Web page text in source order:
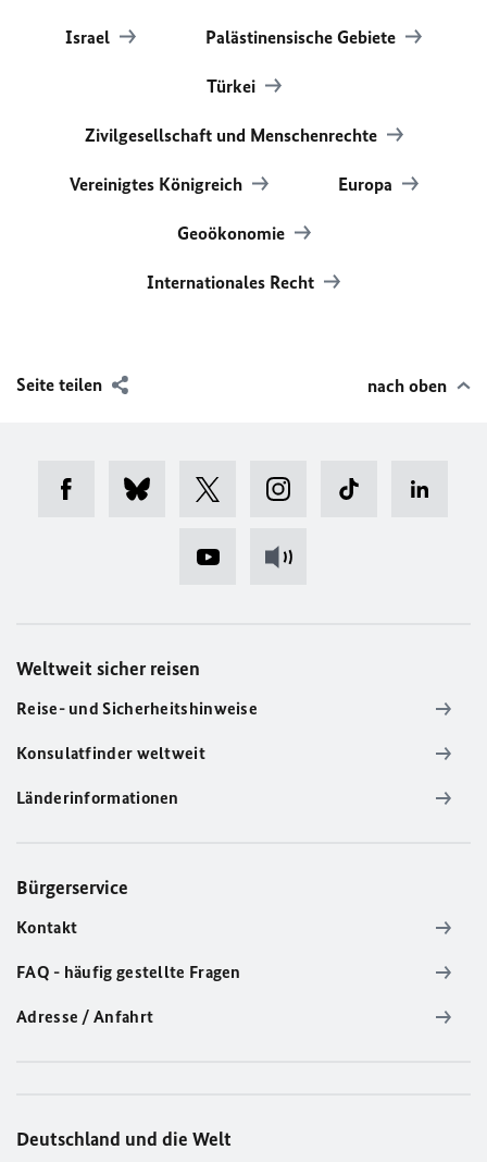
Israel Palästinensische Gebiete
Türkei
Zivilgesellschaft und Menschenrechte
Vereinigtes Königreich Europa
Geoökonomie
Internationales Recht
Seite teilen nach oben
Weltweit sicher reisen
Reise- und Sicherheitshinweise
Konsulatfinder weltweit
Länderinformationen
Bürgerservice
Kontakt
FAQ - häufig gestellte Fragen
Adresse / Anfahrt
Deutschland und die Welt